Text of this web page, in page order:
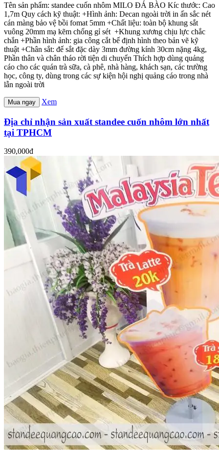
Tên sản phẩm: standee cuốn nhôm MILO ĐÁ BÀO Kíc thước: Cao
1,7m Quy cách kỹ thuật: +Hình ảnh: Decan ngoài trời in ấn sắc nét
cán màng bảo vệ bồi fomat 5mm +Chất liệu: toàn bộ khung sắt
vuông 20mm mạ kẽm chống gỉ sét +Khung xương chịu lực chắc
chắn +Phần hình ảnh: gia công cắt bế định hình theo bản vẽ kỹ
thuật +Chân sắt: đế sắt đặc dày 3mm đường kính 30cm nặng 4kg,
Phần thân và chân tháo rời tiện di chuyển Thích hợp dùng quảng
cáo cho các quán trà sữa, cà phê, nhà hàng, khách sạn, các trường
học, công ty, dùng trong các sự kiện hội nghị quảng cáo trong nhà
lẫn ngoài trời
Mua ngay Xem
Địa chỉ nhận sản xuất standee cuốn nhôm lớn nhất
tại TPHCM
390,000đ